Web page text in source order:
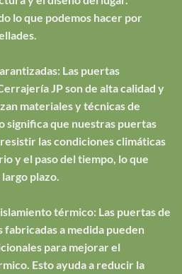
lo que podemos hacer por
Las puertas
JP son de alta calidad y
materiales y técnicas de
significa que nuestras puertas
las condiciones climáticas
y el paso del tiempo, lo que
plazo.
térmico: Las puertas de
fabricadas a medida pueden
para mejorar el
Esto ayuda a reducir la